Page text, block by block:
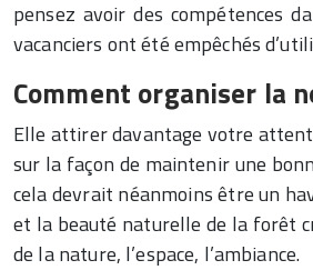
pensez avoir des compétences
vacanciers ont été empêchés
Comment organiser la
Elle attirer davantage votre
sur la façon de maintenir une
cela devrait néanmoins être un
et la beauté naturelle de la forêt
de la nature, l’espace, l’ambiance.